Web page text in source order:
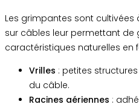
Les grimpantes sont
sur câbles leur permettant de
caractéristiques naturelles en
Vrilles : petites
du câble.
Racines aériennes :